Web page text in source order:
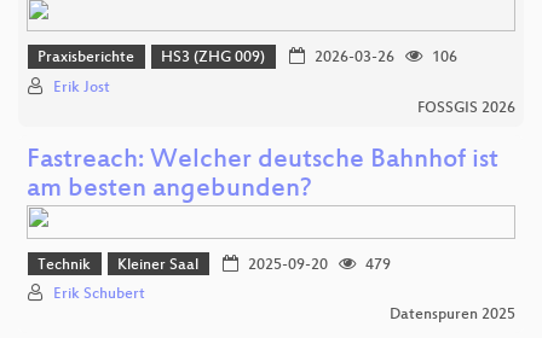
Praxisberichte HS3 (ZHG 009) 2026-03-26
106
Erik Jost
FOSSGIS 2026
Fastreach: Welcher deutsche Bahnhof ist
am besten angebunden?
Technik Kleiner Saal 2025-09-20
479
Erik Schubert
Datenspuren 2025